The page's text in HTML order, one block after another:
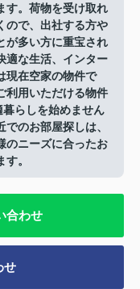
す。荷物を受け取れ
ので、出社する方や
が多い方に重宝され
適な生活、インター
現在空家の物件で
利用いただける物件
らしを始めません
のお部屋探しは、
のニーズに合ったお
。
合わせ
せ